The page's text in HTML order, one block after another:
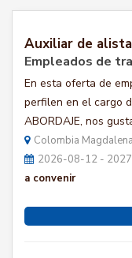
Auxiliar de
Empleados de
En esta oferta de
perfilen en el cargo
ABORDAJE, nos
Colombia
2026-08-12 -
a convenir